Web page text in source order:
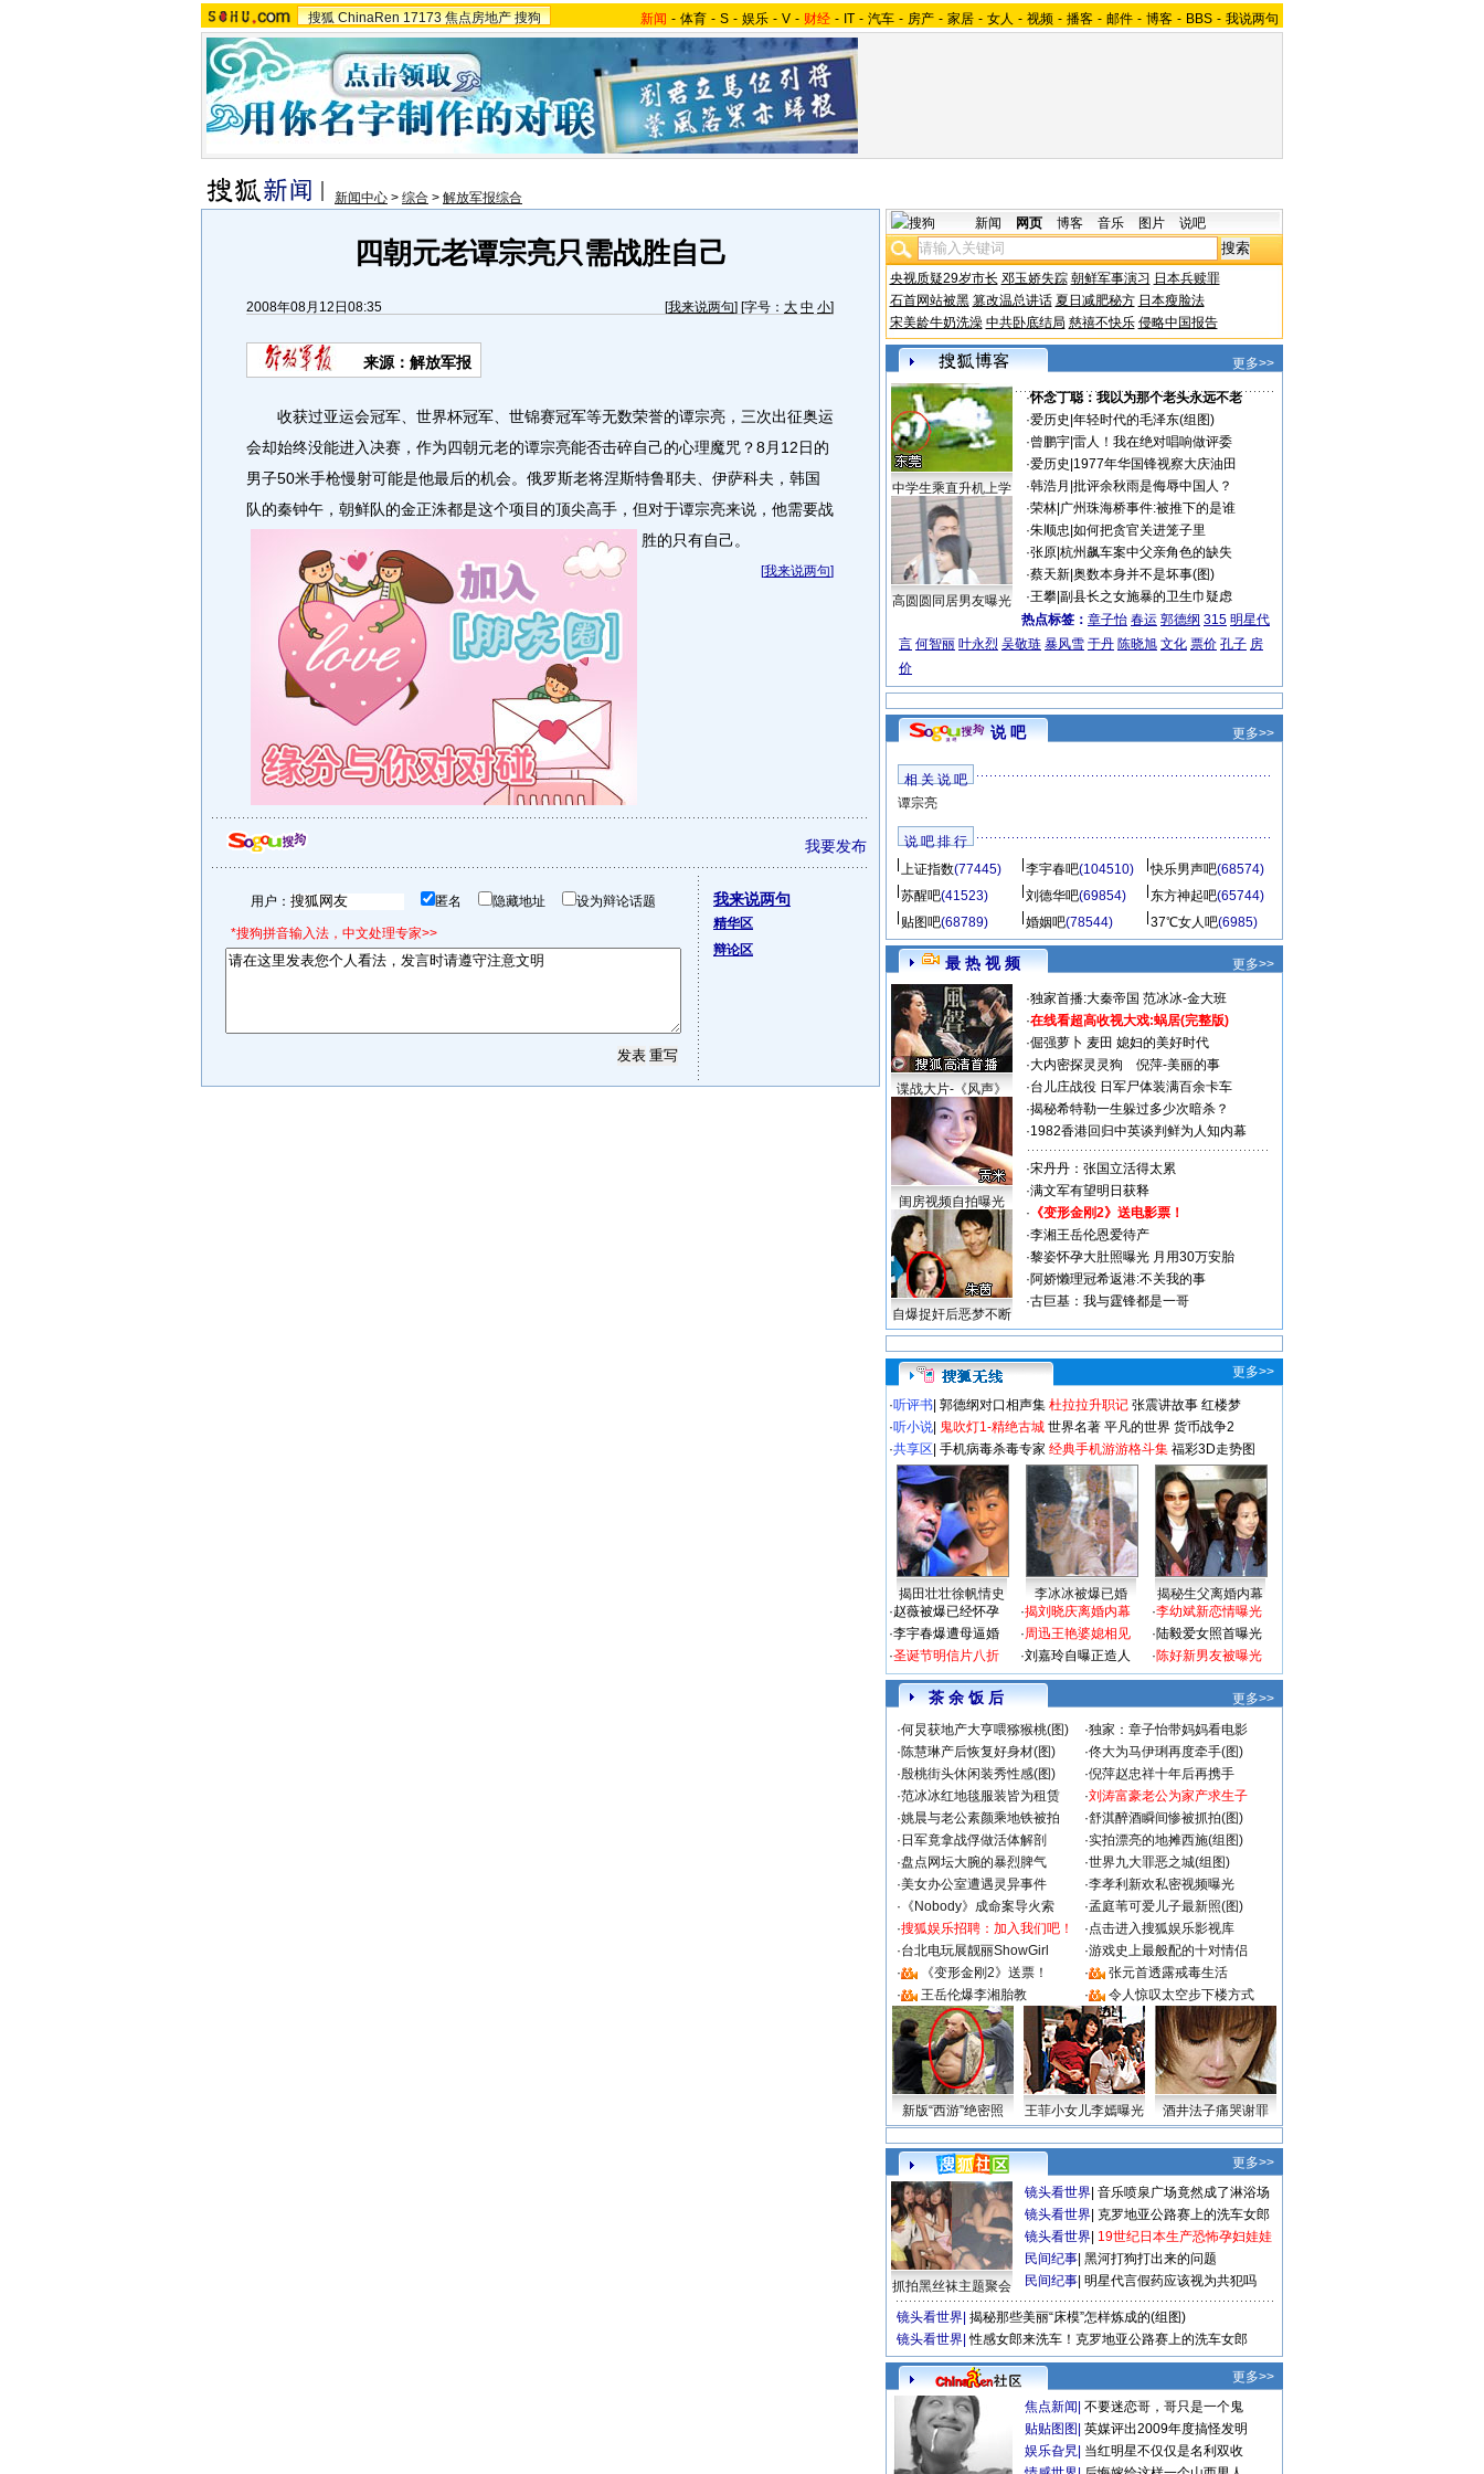
搜狐 ChinaRen 17173 焦点房地产 搜狗 新闻 - 体育 - S - 娱乐 - V - 财经 - IT - 汽车 - 房产 - 家居 - 女人 - 视频 - 播客 - 邮件 - 博客 - BBS - 我说两句
新闻中心 > 综合 > 解放军报综合
四朝元老谭宗亮只需战胜自己
2008年08月12日08:35 [我来说两句] [字号： 大 中 小]
来源：解放军报
收获过亚运会冠军、世界杯冠军、世锦赛冠军等无数荣誉的谭宗亮，三次出征奥运
会却始终没能进入决赛，作为四朝元老的谭宗亮能否击碎自己的心理魔咒？8月12日的
男子50米手枪慢射可能是他最后的机会。俄罗斯老将涅斯特鲁耶夫、伊萨科夫，韩国
队的秦钟午，朝鲜队的金正洙都是这个项目的顶尖高手，但对于谭宗亮来说，他需要战
胜的只有自己。
[我来说两句]
我要发布
用户： 匿名 隐藏地址 设为辩论话题
*搜狗拼音输入法，中文处理专家>>
我来说两句
精华区
辩论区
新闻 网页 博客 音乐 图片 说吧
央视质疑29岁市长 邓玉娇失踪 朝鲜军事演习 日本兵赎罪
石首网站被黑 篡改温总讲话 夏日减肥秘方 日本瘦脸法
宋美龄牛奶洗澡 中共卧底结局 慈禧不快乐 侵略中国报告
更多>>
中学生乘直升机上学
高圆圆同居男友曝光
·怀念丁聪：我以为那个老头永远不老
·爱历史 年轻时代的毛泽东(组图)
·曾鹏宇| 雷人！我在绝对唱响做评委
·爱历史 1977年华国锋视察大庆油田
·韩浩月 批评余秋雨是侮辱中国人？
·荣林| 广州珠海桥事件:被推下的是谁
·朱顺忠 如何把贪官关进笼子里
·张原| 杭州飙车案中父亲角色的缺失
·蔡天新| 奥数本身并不是坏事(图)
·王攀| 副县长之女施暴的卫生巾疑虑
热点标签： 章子怡 春运 郭德纲 315 明星代
言 何智丽 叶永烈 吴敬琏 暴风雪 于丹 陈晓旭 文化 票价 孔子 房
价
说 吧 更多>>
相 关 说 吧
谭宗亮
说 吧 排 行
上证指数(77445) 李宇春吧(104510) 快乐男声吧(68574)
苏醒吧(41523) 刘德华吧(69854) 东方神起吧(65744)
贴图吧(68789) 婚姻吧(78544) 37℃女人吧(6985)
最 热 视 频 更多>>
谍战大片-《风声》
闺房视频自拍曝光
自爆捉奸后恶梦不断
·独家首播:大秦帝国 范冰冰-金大班
·在线看超高收视大戏:蜗居(完整版)
·倔强萝卜 麦田 媳妇的美好时代
·大内密探灵灵狗
倪萍-美丽的事
·台儿庄战役 日军尸体装满百余卡车
·揭秘希特勒一生躲过多少次暗杀？
·1982香港回归中英谈判鲜为人知内幕
·宋丹丹：张国立活得太累
·满文军有望明日获释
· 《变形金刚2》送电影票！
·李湘王岳伦恩爱待产
·黎姿怀孕大肚照曝光 月用30万安胎
·阿娇懒理冠希返港:不关我的事
·古巨基：我与霆锋都是一哥
更多>>
·听评书 郭德纲对口相声集 杜拉拉升职记 张震讲故事 红楼梦
·听小说 鬼吹灯1-精绝古城 世界名著 平凡的世界 货币战争2
·共享区 手机病毒杀毒专家 经典手机游游格斗集 福彩3D走势图
揭田壮壮徐帆情史 李冰冰被爆已婚
揭秘生父离婚内幕
·赵薇被爆已经怀孕
·李宇春爆遭母逼婚
·圣诞节明信片八折
·揭刘晓庆离婚内幕
·周迅王艳婆媳相见
·刘嘉玲自曝正造人
·李幼斌新恋情曝光
·陆毅爱女照首曝光
·陈好新男友被曝光
茶 余 饭 后
更多>>
·何炅获地产大亨喂猕猴桃(图) ·独家：章子怡带妈妈看电影
·陈慧琳产后恢复好身材(图) ·佟大为马伊琍再度牵手(图)
·殷桃街头休闲装秀性感(图) ·倪萍赵忠祥十年后再携手
·范冰冰红地毯服装皆为租赁 ·刘涛富豪老公为家产求生子
·姚晨与老公素颜乘地铁被拍 ·舒淇醉酒瞬间惨被抓拍(图)
· 日军竟拿战俘做活体解剖 ·实拍漂亮的地摊西施(组图)
·盘点网坛大腕的暴烈脾气 ·世界九大罪恶之城(组图)
·美女办公室遭遇灵异事件 ·李孝利新欢私密视频曝光
· 《Nobody》成命案导火索 ·孟庭苇可爱儿子最新照(图)
·搜狐娱乐招聘：加入我们吧！ ·点击进入搜狐娱乐影视库
·台北电玩展靓丽ShowGirl ·游戏史上最般配的十对情侣
·
《变形金刚2》送票！ ·
张元首透露戒毒生活
·
王岳伦爆李湘胎教 · 令人惊叹太空步下楼方式
新版“西游”绝密照 王菲小女儿李嫣曝光 酒井法子痛哭谢罪
更多>>
抓拍黑丝袜主题聚会
镜头看世界 音乐喷泉广场竟然成了淋浴场
镜头看世界 克罗地亚公路赛上的洗车女郎
镜头看世界 19世纪日本生产恐怖孕妇娃娃
民间纪事 黑河打狗打出来的问题
民间纪事 明星代言假药应该视为共犯吗
镜头看世界 揭秘那些美丽“床模”怎样炼成的(组图)
镜头看世界 性感女郎来洗车！克罗地亚公路赛上的洗车女郎
更多>>
焦点新闻 不要迷恋哥，哥只是一个鬼
贴贴图图 英媒评出2009年度搞怪发明
娱乐旮旯 当红明星不仅仅是名利双收